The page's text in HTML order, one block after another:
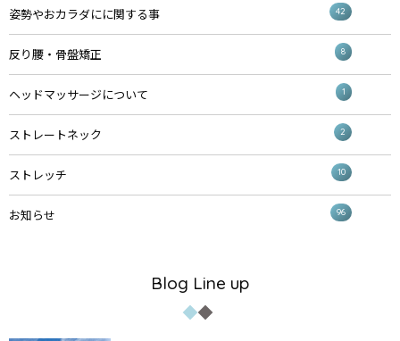
姿勢やおカラダにに関する事 42
反り腰・骨盤矯正 8
ヘッドマッサージについて 1
ストレートネック 2
ストレッチ 10
お知らせ 96
Blog Line up